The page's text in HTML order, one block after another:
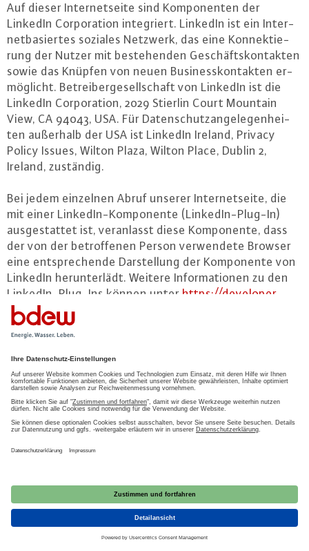
Auf dieser In­ter­net­sei­te sind Kom­po­nen­ten der
LinkedIn Cor­po­ra­ti­on in­te­griert. LinkedIn ist ein In­ter­
net­ba­sier­tes soziales Netzwerk, das eine Kon­nek­tie­
rung der Nutzer mit be­ste­hen­den Ge­schäfts­kon­tak­ten
sowie das Knüpfen von neuen Busi­ness­kon­tak­ten er­
mög­licht. Be­trei­ber­ge­sell­schaft von LinkedIn ist die
LinkedIn Cor­po­ra­ti­on, 2029 Stierlin Court Mountain
View, CA 94043, USA. Für Da­ten­schutz­an­ge­le­gen­hei­
ten außerhalb der USA ist LinkedIn Ireland, Privacy
Policy Issues, Wilton Plaza, Wilton Place, Dublin 2,
Ireland, zuständig.
Bei jedem einzelnen Abruf unserer In­ter­net­sei­te, die
mit einer Lin­ke­dIn-Kom­po­nen­te (Lin­ke­dIn-Plug-In)
aus­ge­stat­tet ist, ver­an­lasst diese Kom­po­nen­te, dass
der von der be­trof­fe­nen Person ver­wen­de­te Browser
eine ent­spre­chen­de Dar­stel­lung der Kom­po­nen­te von
LinkedIn her­un­ter­lädt. Weitere In­for­ma­tio­nen zu den
Lin­ke­dIn-Plug-Ins können unter https://​developer.​
linkedin.​com/​plugins
dieses tech­ni­schen Ver­fah­rens erhält LinkedIn
Kenntnis darüber, welche konkrete Un­ter­sei­te unserer
In­ter­net­sei­te durch die be­trof­fe­ne Person besucht
wird. Sofern die be­trof­fe­ne Person gleich­zei­tig bei
LinkedIn ein­ge­loggt ist, erkennt LinkedIn mit jedem
Aufruf unserer In­ter­net­sei­te durch die be­trof­fe­ne
Person und während der gesamten Dauer des je­wei­li­
gen Auf­ent­hal­tes auf unserer In­ter­net­sei­te, welche
konkrete Un­ter­sei­te unserer In­ter­net­sei­te die be­trof­
durch die Lin­ke­dIn-Kom­po­nen­te gesammelt und durch
LinkedIn dem je­wei­li­gen Lin­ke­dIn-Ac­count der be­trof­
fe­nen Person zu­ge­ord­net. Betätigt die be­trof­fe­ne